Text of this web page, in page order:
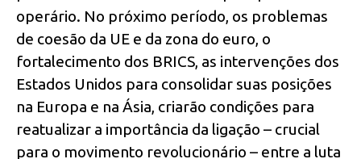
operário. No próximo período, os problemas
de coesão da UE e da zona do euro, o
fortalecimento dos BRICS, as intervenções dos
Estados Unidos para consolidar suas posições
na Europa e na Ásia, criarão condições para
reatualizar a importância da ligação – crucial
para o movimento revolucionário – entre a luta